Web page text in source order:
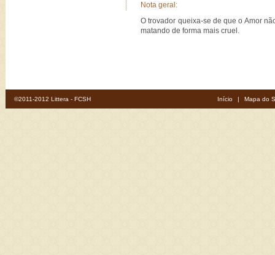
Nota geral:
O trovador queixa-se de que o Amor
matando de forma mais cruel.
©2011-2012 Littera - FCSH Início | Mapa do